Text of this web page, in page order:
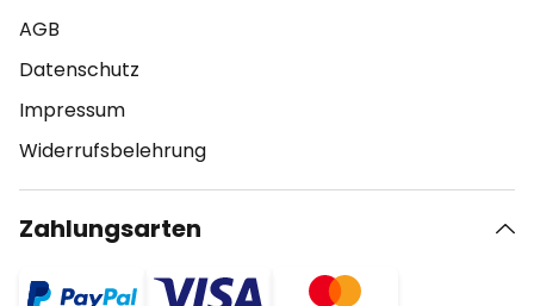
AGB
Datenschutz
Impressum
Widerrufsbelehrung
Zahlungsarten